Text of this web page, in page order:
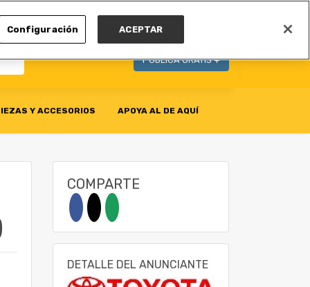
PUBLICA GRATIS +
Y ACCESORIOS APOYA AL DE AQUÍ
COMPARTE
DETALLE DEL ANUNCIANTE
Configuración ACEPTAR